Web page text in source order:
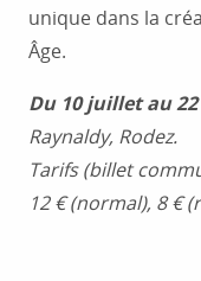
unique dans la
Âge.
Du 10 juillet au
Raynaldy, Rodez.
Tarifs (billet
12 € (normal), 8 €